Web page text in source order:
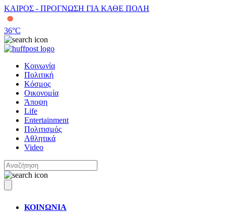
ΚΑΙΡΟΣ - ΠΡΟΓΝΩΣΗ ΓΙΑ ΚΑΘΕ ΠΟΛΗ
36°C
Κοινωνία
Πολιτική
Κόσμος
Οικονομία
Άποψη
Life
Entertainment
Πολιτισμός
Αθλητικά
Video
ΚΟΙΝΩΝΙΑ